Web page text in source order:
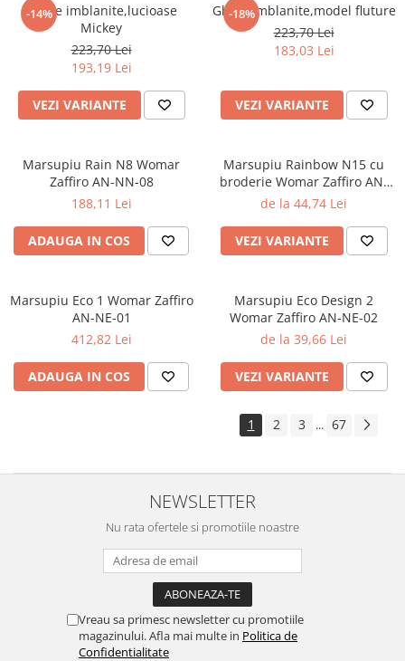
-14%
Ghete imblanite,lucioase
Mickey
223,70 Lei
193,19 Lei
VEZI VARIANTE
-18%
Ghete imblanite,model fluture
223,70 Lei
183,03 Lei
VEZI VARIANTE
Marsupiu Rain N8 Womar
Zaffiro AN-NN-08
188,11 Lei
ADAUGA IN COS
Marsupiu Rainbow N15 cu
broderie Womar Zaffiro AN-
NZ-15E
de la 44,74 Lei
VEZI VARIANTE
Marsupiu Eco 1 Womar Zaffiro
AN-NE-01
412,82 Lei
ADAUGA IN COS
Marsupiu Eco Design 2
Womar Zaffiro AN-NE-02
de la 39,66 Lei
VEZI VARIANTE
1 2 3 ... 67
NEWSLETTER
Nu rata ofertele si promotiile noastre
Vreau sa primesc newsletter cu promotiile
magazinului. Afla mai multe in Politica de
Confidentialitate